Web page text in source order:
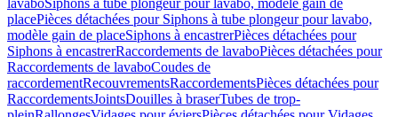
lavaboSiphons à tube plongeur pour lavabo, modèle gain de
placePièces détachées pour Siphons à tube plongeur pour lavabo,
modèle gain de placeSiphons à encastrerPièces détachées pour
Siphons à encastrerRaccordements de lavaboPièces détachées pour
Raccordements de lavaboCoudes de
raccordementRecouvrementsRaccordementsPièces détachées pour
RaccordementsJointsDouilles à braserTubes de trop-